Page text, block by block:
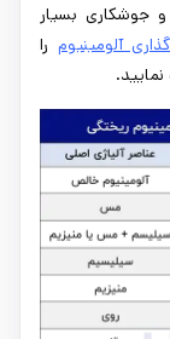
جوشکاری بسیار
آلومینیوم را